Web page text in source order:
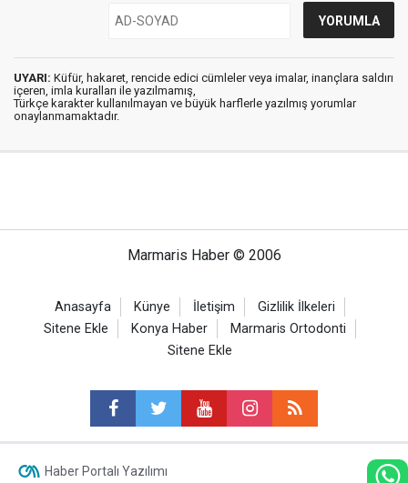
UYARI: Küfür, hakaret, rencide edici cümleler veya imalar, inançlara saldırı
içeren, imla kuralları ile yazılmamış,
Türkçe karakter kullanılmayan ve büyük harflerle yazılmış yorumlar
onaylanmamaktadır.
Marmaris Haber © 2006
Anasayfa Künye İletişim
Gizlilik İlkeleri
Sitene Ekle
Konya Haber
Marmaris Ortodonti
Sitene Ekle
Haber Portalı Yazılımı